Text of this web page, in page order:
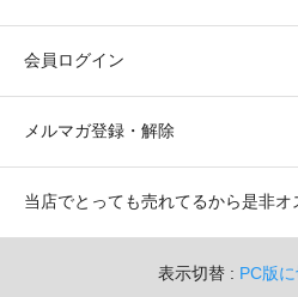
会員ログイン
メルマガ登録・解除
当店でとっても売れてるから是非オ
表示切替 : PC版